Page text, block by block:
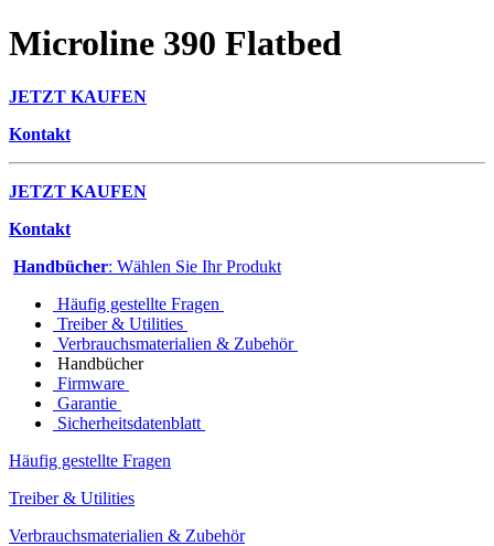
Microline 390 Flatbed
JETZT KAUFEN
Kontakt
JETZT KAUFEN
Kontakt
Handbücher: Wählen Sie Ihr Produkt
Häufig gestellte Fragen
Treiber & Utilities
Verbrauchsmaterialien & Zubehör
Handbücher
Firmware
Garantie
Sicherheitsdatenblatt
Häufig gestellte Fragen
Treiber & Utilities
Verbrauchsmaterialien & Zubehör